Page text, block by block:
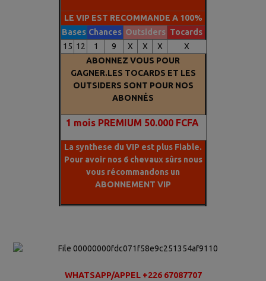
LE VIP EST RECOMMANDE A 100%
Bases Chances Outsiders Tocards
15 12 1 9 X X X
X
ABONNEZ VOUS POUR
GAGNER.LES TOCARDS ET LES
OUTSIDERS SONT POUR NOS
ABONNÉS
1 mois PREMIUM 50.000 FCFA
La synthese du VIP est plus Fiable.
Pour avoir nos 6 chevaux sûrs nous
vous récommandons un
ABONNEMENT VIP
WHATSAPP/APPEL +226 67087707